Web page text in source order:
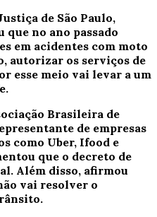
de São Paulo,
no ano passado
em acidentes com moto
autorizar os serviços de
esse meio vai levar a um
Brasileira de
de empresas
como Uber, Ifood e
que o decreto de
Além disso, afirmou
vai resolver o